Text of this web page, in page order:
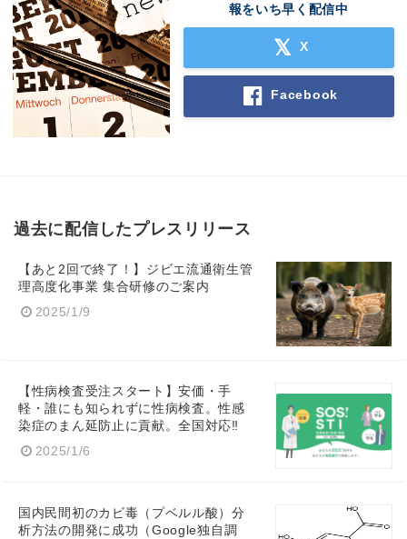
報をいち早く配信中
X
Facebook
過去に配信したプレスリリース
【あと2回で終了！】ジビエ流通衛生管
理高度化事業 集合研修のご案内
2025/1/9
【性病検査受注スタート】安価・手
軽・誰にも知られずに性病検査。性感
染症のまん延防止に貢献。全国対応‼
2025/1/6
国内民間初のカビ毒（プベルル酸）分
析方法の開発に成功（Google独自調